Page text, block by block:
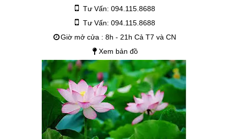
Tư Vấn: 094.115.8688
Tư Vấn: 094.115.8688
Giờ mở cửa : 8h - 21h Cả T7 và CN
Xem bản đồ